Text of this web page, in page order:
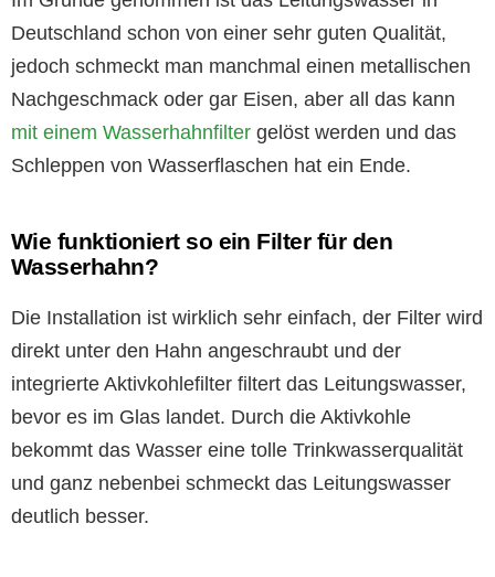
Deutschland schon von einer sehr guten Qualität,
jedoch schmeckt man manchmal einen metallischen
Nachgeschmack oder gar Eisen, aber all das kann
mit einem Wasserhahnfilter gelöst werden und das
Schleppen von Wasserflaschen hat ein Ende.
Wie funktioniert so ein Filter für den
Wasserhahn?
Die Installation ist wirklich sehr einfach, der Filter wird
direkt unter den Hahn angeschraubt und der
integrierte Aktivkohlefilter filtert das Leitungswasser,
bevor es im Glas landet. Durch die Aktivkohle
bekommt das Wasser eine tolle Trinkwasserqualität
und ganz nebenbei schmeckt das Leitungswasser
deutlich besser.